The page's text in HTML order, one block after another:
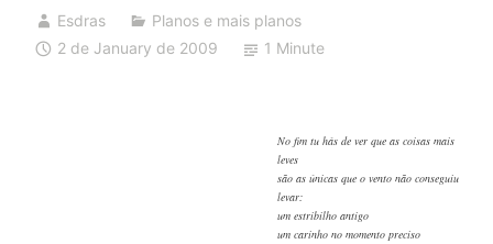
Esdras
Planos e mais planos
2 de January de 2009
1 Minute
No fim tu hás de ver que as coisas mais
leves
são as únicas que o vento não conseguiu
levar:
um estribilho antigo
um carinho no momento preciso